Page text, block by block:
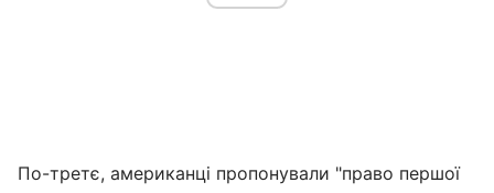
По-третє, американці пропонували "право першої